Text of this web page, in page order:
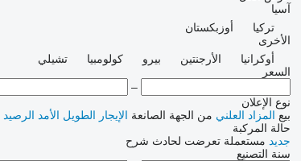
آسيا
تركيا
أوزبكستان
الأخرى
أوكرانيا
الأرجنتين بيرو كولومبيا
تشيلي
السعر
–
نوع الإعلان
بيع المزاد العلني من الجهة الصانعة الإيجار الطويل الأمد الرصيد
حالة المركبة
جديد مستعملة تعرضت لحادث شرح
سنة التصنيع